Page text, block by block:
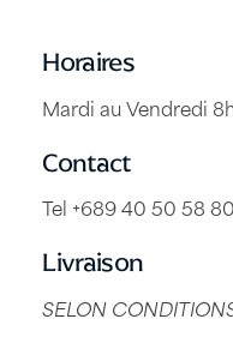
Horaires
Mardi au Vendredi
Contact
Tel +689 40 50 58 80
Livraison
SELON